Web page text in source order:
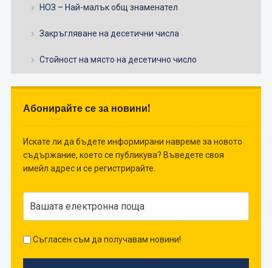
НОЗ – Най-малък общ знаменател
Закръгляване на десетични числа
Стойност на място на десетично число
Абонирайте се за новини!
Искате ли да бъдете информирани навреме за новото
съдържание, което се публикува? Въведете своя
имейл адрес и се регистрирайте.
Съгласен съм да получавам новини!